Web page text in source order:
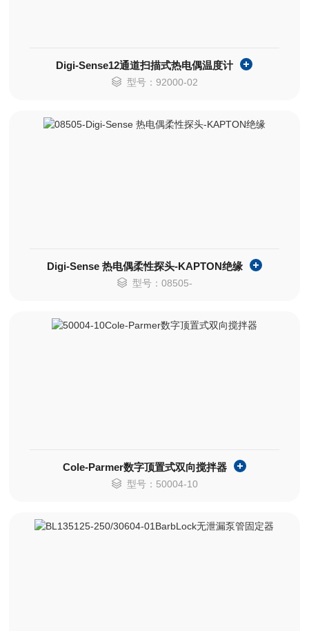
Digi-Sense12通道扫描式热电偶温度计
型号：92000-02
Digi-Sense 热电偶柔性探头-KAPTON绝缘
型号：08505-
Cole-Parmer数字顶置式双向搅拌器
型号：50004-10